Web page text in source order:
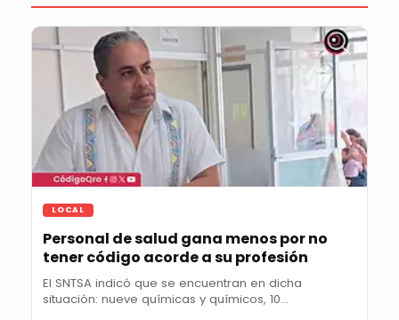
LOCAL
Personal de salud gana menos por no
tener código acorde a su profesión
El SNTSA indicó que se encuentran en dicha
situación: nueve químicas y químicos, 10